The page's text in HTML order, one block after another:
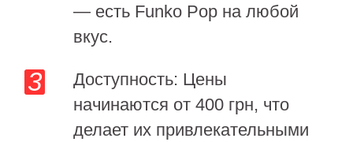
— есть Funko Pop на любой
вкус.
Доступность: Цены
начинаются от 400 грн, что
делает их привлекательными